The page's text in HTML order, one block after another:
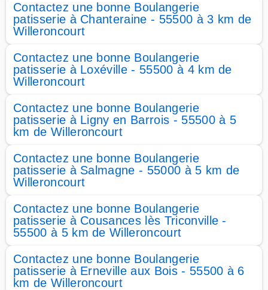
Contactez une bonne Boulangerie
patisserie à Chanteraine - 55500 à 3 km de
Willeroncourt
Contactez une bonne Boulangerie
patisserie à Loxéville - 55500 à 4 km de
Willeroncourt
Contactez une bonne Boulangerie
patisserie à Ligny en Barrois - 55500 à 5
km de Willeroncourt
Contactez une bonne Boulangerie
patisserie à Salmagne - 55000 à 5 km de
Willeroncourt
Contactez une bonne Boulangerie
patisserie à Cousances lès Triconville -
55500 à 5 km de Willeroncourt
Contactez une bonne Boulangerie
patisserie à Erneville aux Bois - 55500 à 6
km de Willeroncourt